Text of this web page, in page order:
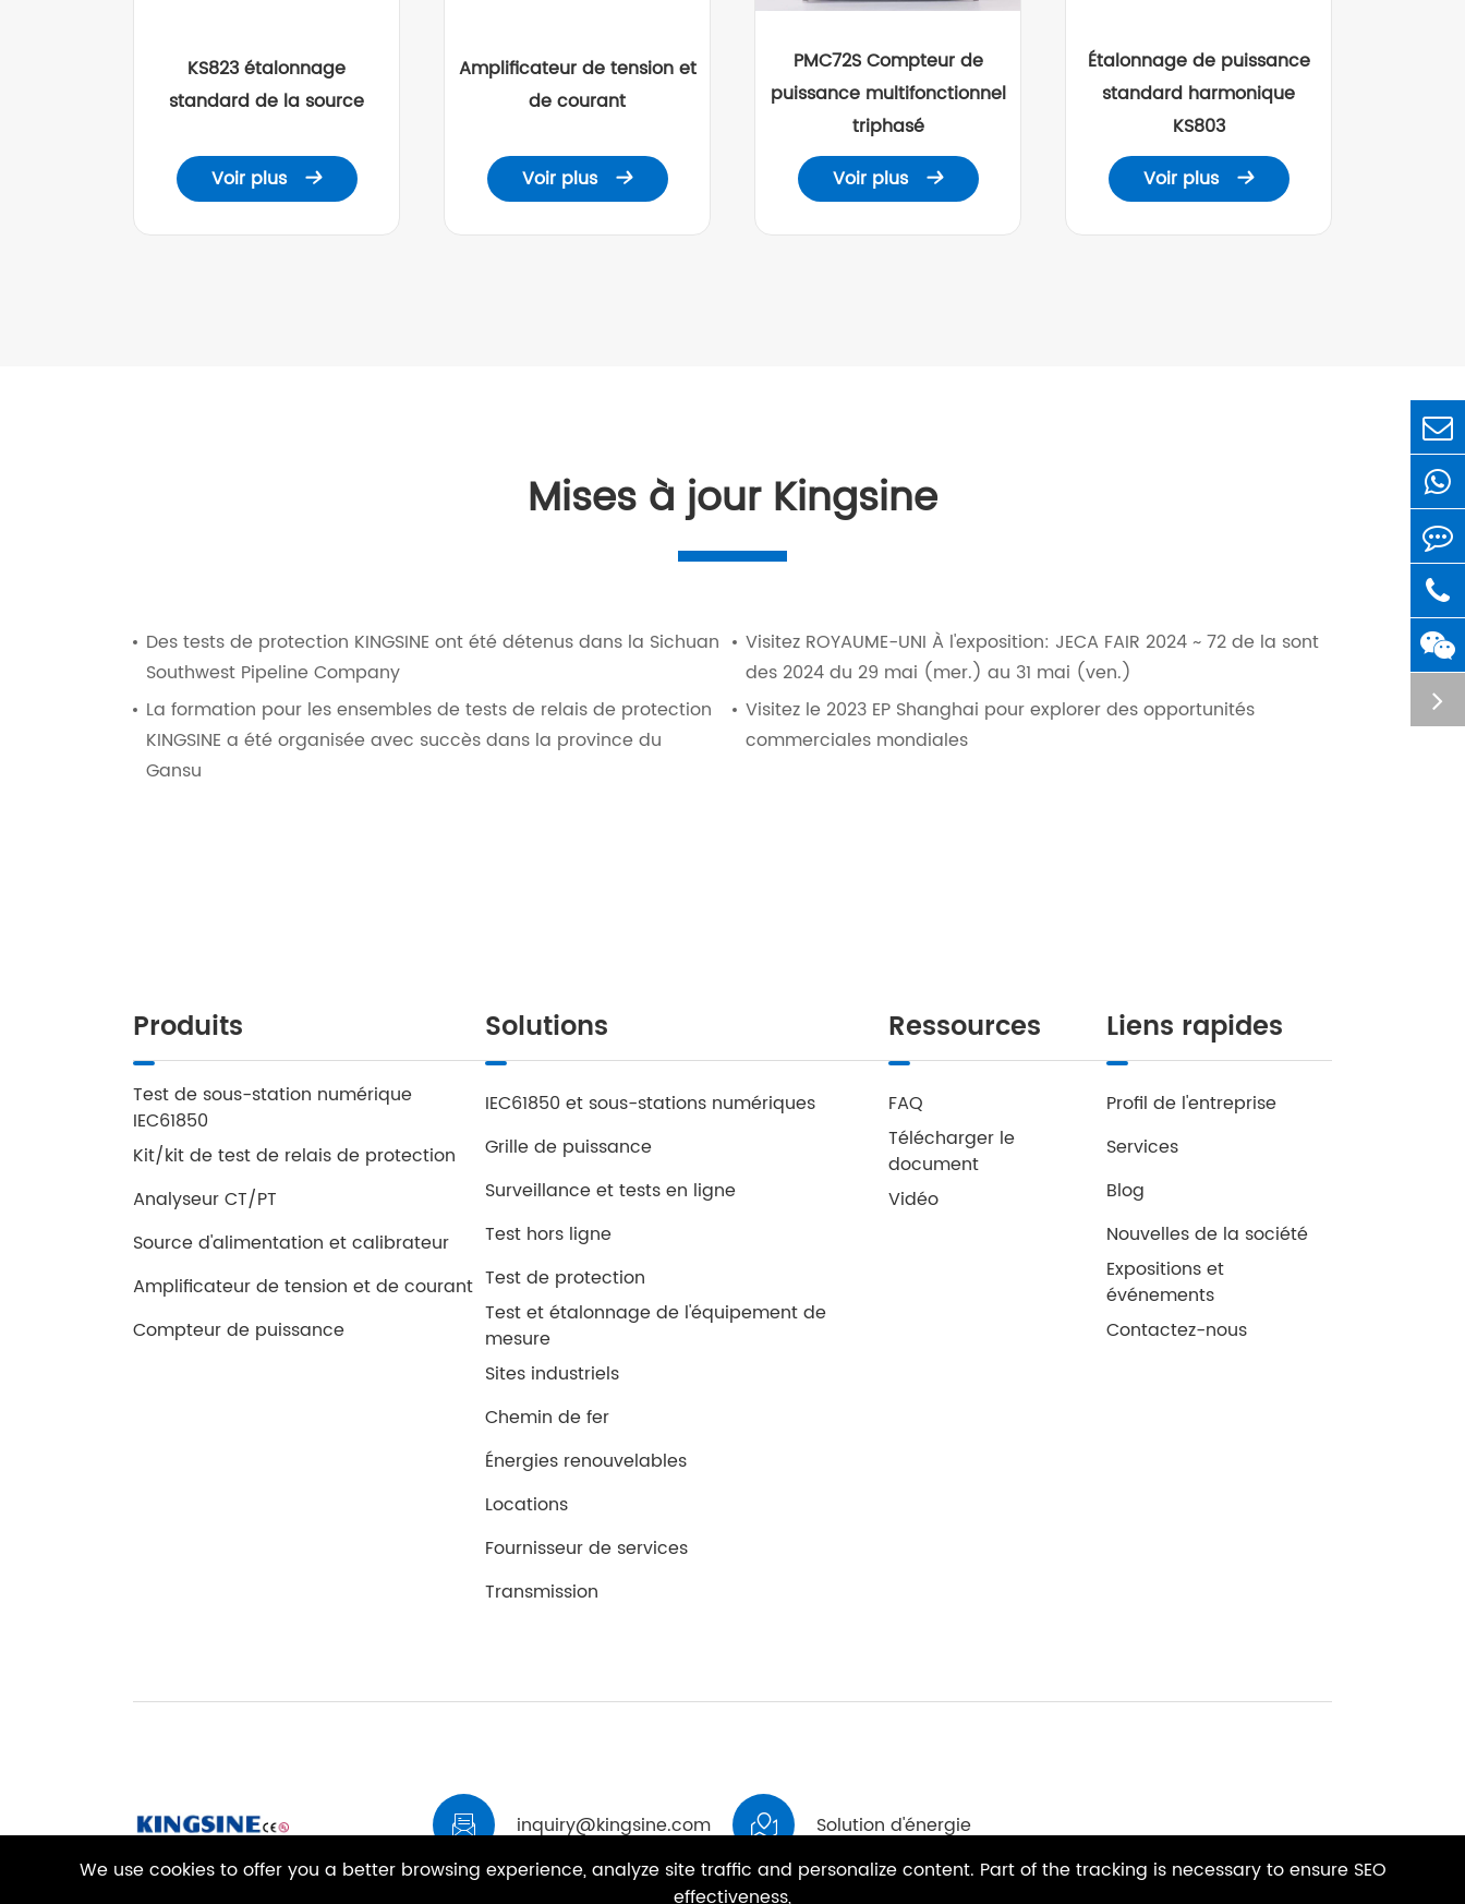
KS823 étalonnage
standard de la source
Voir plus 
Amplificateur de tension et
de courant
Voir plus 
PMC72S Compteur de
puissance multifonctionnel
triphasé
Voir plus

Étalonnage de puissance
standard harmonique
KS803
Voir plus

Mises à jour Kingsine
Des tests de protection KINGSINE ont été détenus dans la Sichuan
Southwest Pipeline Company
Visitez ROYAUME-UNI À l'exposition: JECA FAIR 2024 ~ 72 de la sont
des 2024 du 29 mai (mer.) au 31 mai (ven.)
La formation pour les ensembles de tests de relais de protection
KINGSINE a été organisée avec succès dans la province du
Gansu
Visitez le 2023 EP Shanghai pour explorer des opportunités
commerciales mondiales
Produits
Test de sous-station numérique
IEC61850
Kit/kit de test de relais de protection
Analyseur CT/PT
Source d'alimentation et calibrateur
Amplificateur de tension et de courant
Compteur de puissance
Solutions
IEC61850 et sous-stations numériques
Grille de puissance
Surveillance et tests en ligne
Test hors ligne
Test de protection
Test et étalonnage de l'équipement de
mesure
Sites industriels
Chemin de fer
Énergies renouvelables
Locations
Fournisseur de services
Transmission
Ressources
FAQ
Télécharger le
document
Vidéo
Liens rapides
Profil de l'entreprise
Services
Blog
Nouvelles de la société
Expositions et
événements
Contactez-nous
 inquiry@kingsine.com 
Solution d'énergie
We use cookies to offer you a better browsing experience, analyze site traffic and personalize content. Part of the tracking is necessary to ensure SEO
effectiveness,